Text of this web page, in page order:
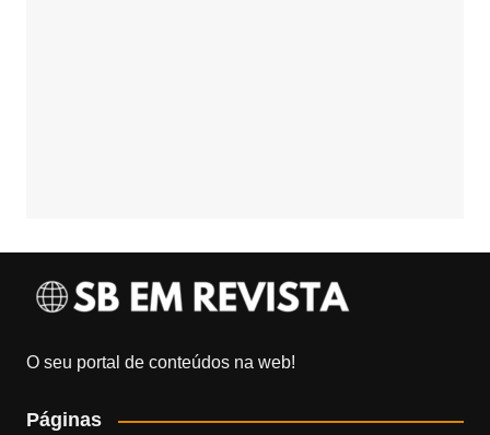
O seu portal de conteúdos na web!
Páginas